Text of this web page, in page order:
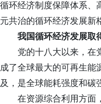
循环经济制度保障体系、
元共治的循环经济发展新
我国循环经济发展取
党的十八大以来，在
成了全球最大的可再生能
及，是全球能耗强度和碳
在资源综合利用方面